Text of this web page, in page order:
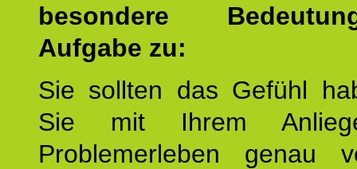
besondere
Aufgabe zu:
Sie sollten das Gefühl
Sie mit Ihrem
Problemerleben genau